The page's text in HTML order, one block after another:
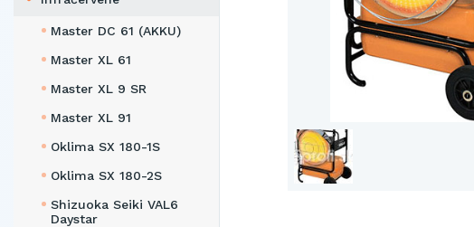
Master DC 61 (AKKU)
Master XL 61
Master XL 9 SR
Master XL 91
Oklima SX 180-1S
Oklima SX 180-2S
Shizuoka Seiki VAL6
Daystar